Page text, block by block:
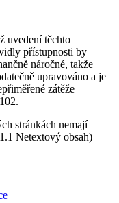
uvedení těchto
přístupnosti by
náročné, takže
upravováno a je
zátěže
stránkách nemají
Netextový obsah)